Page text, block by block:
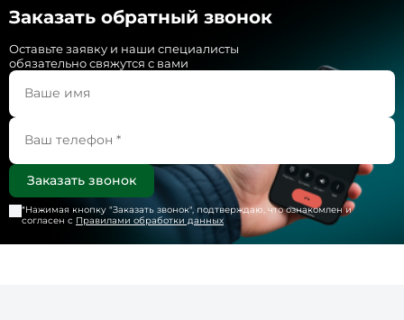
Заказать обратный звонок
Оставьте заявку и наши специалисты
обязательно свяжутся с вами
*Нажимая кнопку "Заказать звонок", подтверждаю, что ознакомлен и
согласен с Правилами обработки данных